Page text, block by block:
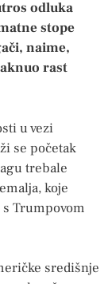
odluka
stope
naime,
rast
u vezi
se početak
trebale
koje
Trumpovom
središnje